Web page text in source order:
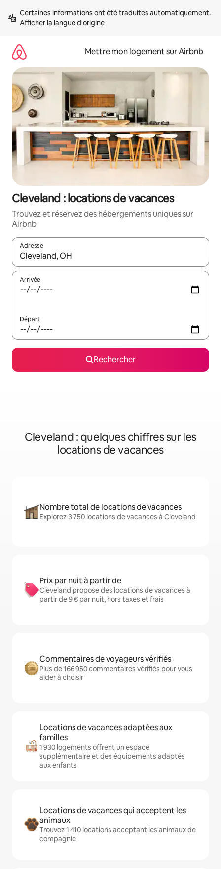
directement
Afficher la langue d'origine
Mettre mon logement sur Airbnb
Cleveland : locations de vacances
Trouvez et réservez des hébergements uniques sur
Airbnb
Adresse
Lorsque les résultats s'affichent, utilisez les flèches vers le
Arrivée
Départ
Rechercher
Cleveland : quelques chiffres sur les
locations de vacances
Nombre total de locations de vacances
Explorez 3 750 locations de vacances à Cleveland
Prix par nuit à partir de
Cleveland propose des locations de vacances à
partir de 9 € par nuit, hors taxes et frais
Commentaires de voyageurs vérifiés
Plus de 166 950 commentaires vérifiés pour vous
aider à choisir
Locations de vacances adaptées aux
familles
1 930 logements offrent un espace
supplémentaire et des équipements adaptés
aux enfants
Locations de vacances qui acceptent les
animaux
Trouvez 1 410 locations acceptant les animaux de
compagnie